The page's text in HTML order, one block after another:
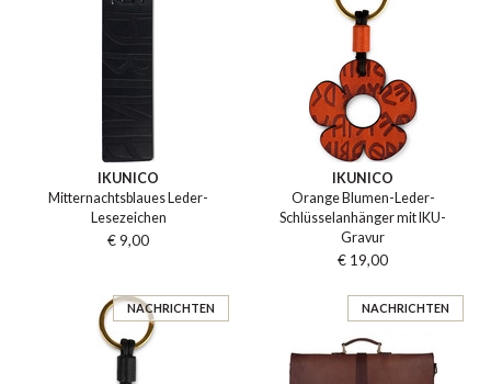
IKUNICO
Mitternachtsblaues Leder-
Lesezeichen
€ 9,00
IKUNICO
Orange Blumen-Leder-
Schlüsselanhänger mit IKU-
Gravur
€ 19,00
NACHRICHTEN NACHRICHTEN